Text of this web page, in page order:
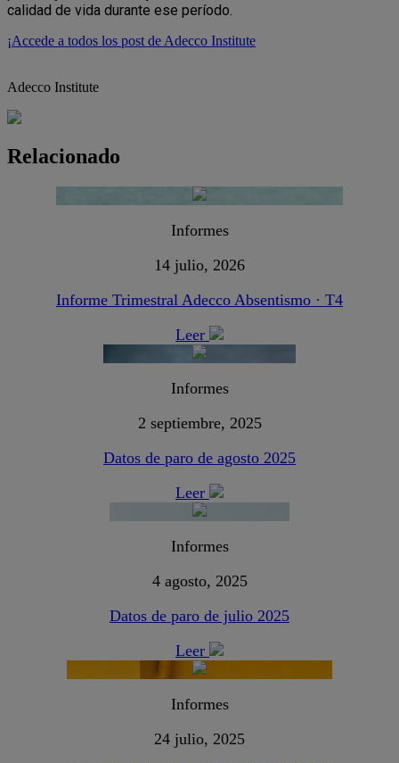
calidad de vida durante ese período.
¡Accede a todos los post de Adecco Institute
Adecco Institute
Relacionado
Informes
14 julio, 2026
Informe Trimestral Adecco Absentismo · T4
Leer
Informes
2 septiembre, 2025
Datos de paro de agosto 2025
Leer
Informes
4 agosto, 2025
Datos de paro de julio 2025
Leer
Informes
24 julio, 2025